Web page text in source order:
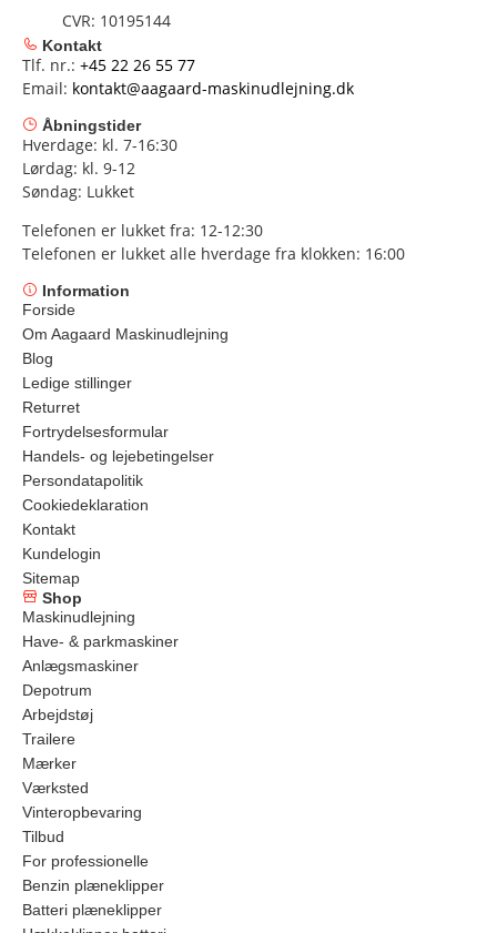
CVR: 10195144
Kontakt
Tlf. nr.: +45 22 26 55 77
Email: kontakt@aagaard-maskinudlejning.dk
Åbningstider
Hverdage: kl. 7-16:30
Lørdag: kl. 9-12
Søndag: Lukket
Telefonen er lukket fra: 12-12:30
Telefonen er lukket alle hverdage fra klokken: 16:00
Information
Forside
Om Aagaard Maskinudlejning
Blog
Ledige stillinger
Returret
Fortrydelsesformular
Handels- og lejebetingelser
Persondatapolitik
Cookiedeklaration
Kontakt
Kundelogin
Sitemap
Shop
Maskinudlejning
Have- & parkmaskiner
Anlægsmaskiner
Depotrum
Arbejdstøj
Trailere
Mærker
Værksted
Vinteropbevaring
Tilbud
For professionelle
Benzin plæneklipper
Batteri plæneklipper